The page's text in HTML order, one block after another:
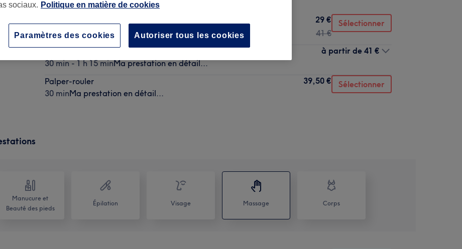
30 minMa prestation en détail...
29 €
41 €
Sélectionner
Massage californien
30 min - 1 h 15 minMa prestation en détail...
à partir de 41 €
Palper-rouler
30 minMa prestation en détail...
39,50 € Sélectionner
Manucure et
Beauté des pieds
Épilation Visage Massage Corps
sociaux. Politique en matière de cookies
Autoriser tous les cookies
Paramètres des cookies